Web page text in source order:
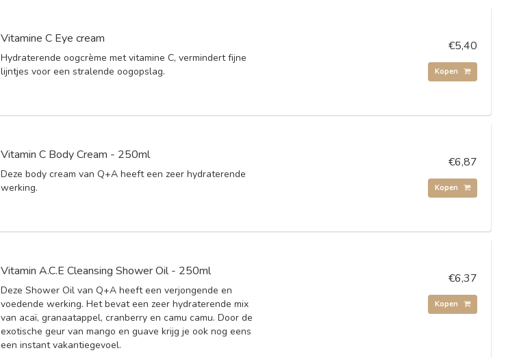
Vitamine C Eye cream
Hydraterende oogcrème met vitamine C, vermindert fijne
lijntjes voor een stralende oogopslag.
€5,40
Kopen
Vitamin C Body Cream - 250ml
Deze body cream van Q+A heeft een zeer hydraterende
werking.
€6,87
Kopen
Vitamin A.C.E Cleansing Shower Oil - 250ml
Deze Shower Oil van Q+A heeft een verjongende en
voedende werking. Het bevat een zeer hydraterende mix
van acaï, granaatappel, cranberry en camu camu. Door de
exotische geur van mango en guave krijg je ook nog eens
een instant vakantiegevoel.
€6,37
Kopen